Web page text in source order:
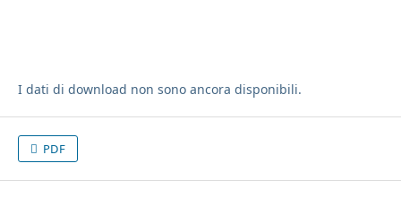
I dati di download non sono ancora disponibili.
PDF